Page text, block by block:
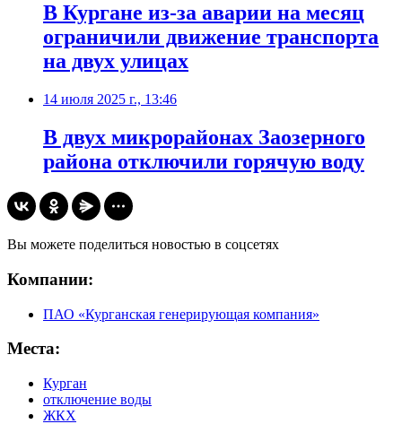
В Кургане из-за аварии на месяц
ограничили движение транспорта
на двух улицах
14 июля 2025 г., 13:46
В двух микрорайонах Заозерного
района отключили горячую воду
Вы можете поделиться новостью в соцсетях
Компании:
ПАО «Курганская генерирующая компания»
Места:
Курган
отключение воды
ЖКХ